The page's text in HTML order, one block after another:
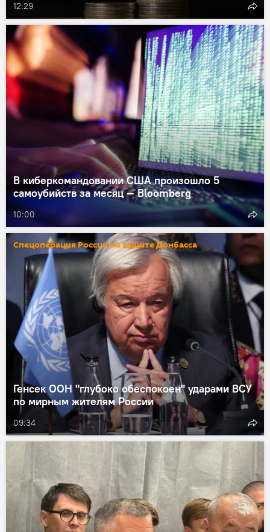
12:29
В киберкомандовании США произошло 5
самоубийств за месяц — Bloomberg
10:00
Спецоперация России по защите Донбасса
Генсек ООН "глубоко обеспокоен" ударами ВСУ
по мирным жителям России
09:34